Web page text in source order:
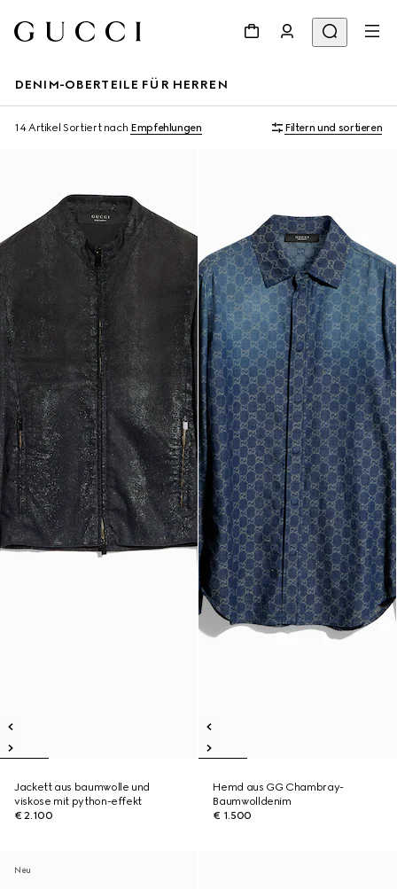
DENIM-OBERTEILE FÜR HERREN
14 Artikel Sortiert nach Empfehlungen Filtern und sortieren
Jackett aus baumwolle und
viskose mit python-effekt
€ 2.100
Hemd aus GG Chambray-
Baumwolldenim
€ 1.500
Neu